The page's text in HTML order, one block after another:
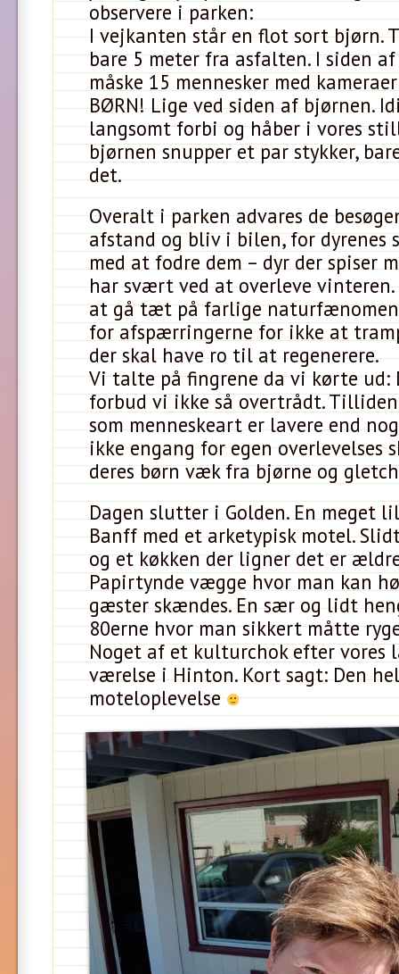
observere i parken:
I vejkanten står en flot sort bjørn.
bare 5 meter fra asfalten. I siden
måske 15 mennesker med kameraer
BØRN! Lige ved siden af bjørnen.
langsomt forbi og håber i vores
bjørnen snupper et par stykker,
det.
Overalt i parken advares de
afstand og bliv i bilen, for dyrenes
med at fodre dem – dyr der spiser
har svært ved at overleve
at gå tæt på farlige
for afspærringerne for ikke at
der skal have ro til at regenerere.
Vi talte på fingrene da vi kørte ud:
forbud vi ikke så overtrådt.
som menneskeart er lavere end
ikke engang for egen overlevelses
deres børn væk fra bjørne og
Dagen slutter i Golden. En meget
Banff med et arketypisk motel.
og et køkken der ligner det er
Papirtynde vægge hvor man kan
gæster skændes. En sær og lidt
80erne hvor man sikkert måtte
Noget af et kulturchok efter vores
værelse i Hinton. Kort sagt: Den
moteloplevelse